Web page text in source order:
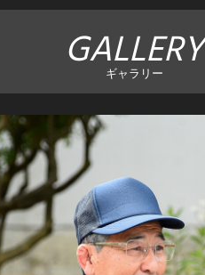
GALLERY
ギャラリー